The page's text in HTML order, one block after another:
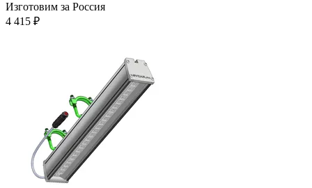
Изготовим за Россия
4 415 ₽